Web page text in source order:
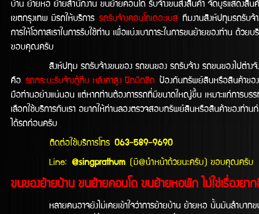
บ้าน ย้ายหอ ย้ายสำนักงาน ขนย้ายคอนโด รับจ้างขนส่งสินค้า จัดบูธแสดงสิน
เขตกรุงเทพ มีรถให้บริการ รถรับจ้างคอนโดเดอะเบส ทีมงานสิงห์ปทุมรถรับจ้
การให้โอกาสเราในการรับใช้ท่าน เพื่อแบ่งเบาภาระในการขนย้ายของท่าน ด้วย
ขอบคุณครับ
สิงห์ปทุม รถรับจ้างขนของ รถขนของ รถรับจ้าง รถขนของไปต่างจั
คือ รถกระบะรับจ้างตู้ทึบ หลังคาสูง ปิดมิดชิด ป้องกันทรัพย์สินหรือสินค้าของ
มือท่านอย่างแน่นอน แต่หากท่านต้องการรถที่มีขนาดใหญ่ขึ้น เหมาะแก่การบ
เลือกใช้บริการกับเรา อยากให้ท่านลองตรวจสอบทรัพย์สินหรือสินค้าของท่าน
ได้รถก่อนครับ
ติดต่อใช้บริการโทร 063-589-9690
Line: @singprathum (มี@นำหน้าด้วยนะครับ) ขอบคุณครับ
ขนของย้ายบ้าน ขนย้ายคอนโด ขนย้ายหอพัก ไม่ใช่เรื่องยา
หลายคนอาจยังไม่เคยเข้าใจว่าการย้ายบ้าน ย้ายหอ นั้นมันลำบากขนาดไ